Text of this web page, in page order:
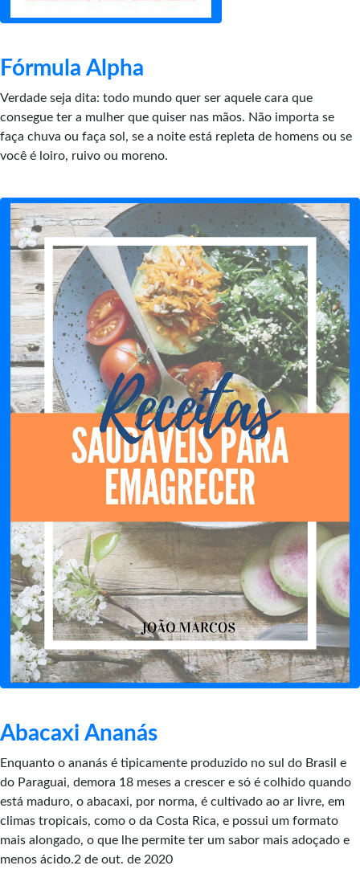
Fórmula Alpha
Verdade seja dita: todo mundo quer ser aquele cara que
consegue ter a mulher que quiser nas mãos. Não importa se
faça chuva ou faça sol, se a noite está repleta de homens ou se
você é loiro, ruivo ou moreno.
Abacaxi Ananás
Enquanto o ananás é tipicamente produzido no sul do Brasil e
do Paraguai, demora 18 meses a crescer e só é colhido quando
está maduro, o abacaxi, por norma, é cultivado ao ar livre, em
climas tropicais, como o da Costa Rica, e possui um formato
mais alongado, o que lhe permite ter um sabor mais adoçado e
menos ácido.2 de out. de 2020